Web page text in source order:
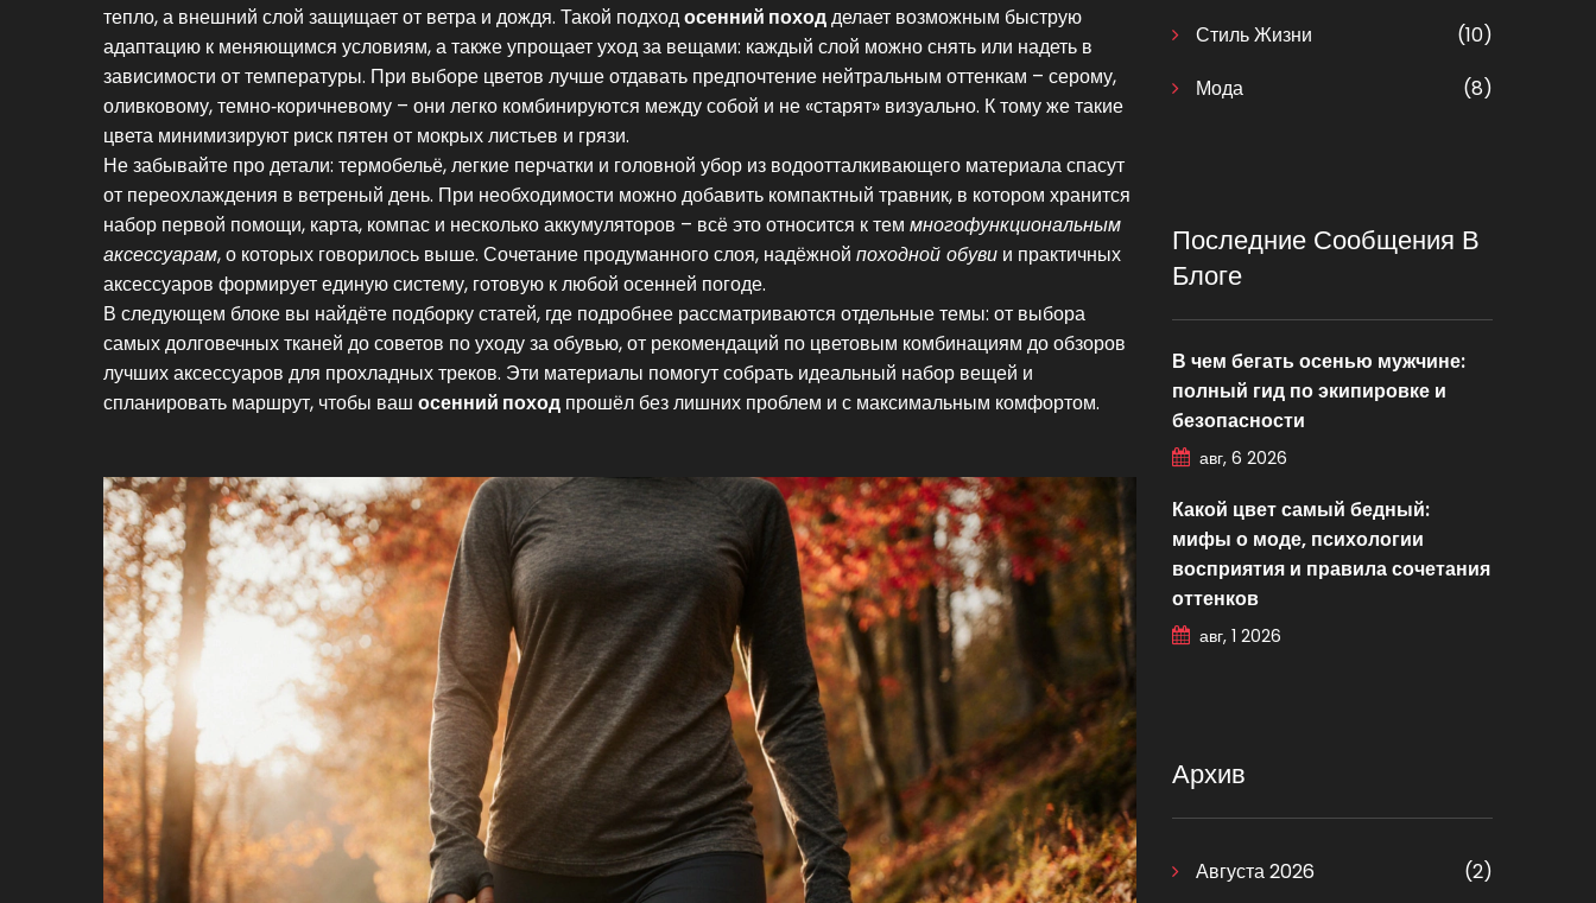
тепло, а внешний слой защищает от ветра и дождя. Такой подходосенний походделает возможным быструю
адаптацию к меняющимся условиям, а также упрощает уход за вещами: каждый слой можно снять или надеть в
зависимости от температуры. При выборе цветов лучше отдавать предпочтение нейтральным оттенкам – серому,
оливковому, темно‑коричневому – они легко комбинируются между собой и не «старят» визуально. К тому же такие
цвета минимизируют риск пятен от мокрых листьев и грязи.
Не забывайте про детали: термобельё, легкие перчатки и головной убор из водоотталкивающего материала спасут
от переохлаждения в ветреный день. При необходимости можно добавить компактный травник, в котором хранится
набор первой помощи, карта, компас и несколько аккумуляторов – всё это относится к тем многофункциональным
аксессуарам, о которых говорилось выше. Сочетание продуманного слоя, надёжной походной обуви и практичных
аксессуаров формирует единую систему, готовую к любой осенней погоде.
В следующем блоке вы найдёте подборку статей, где подробнее рассматриваются отдельные темы: от выбора
самых долговечных тканей до советов по уходу за обувью, от рекомендаций по цветовым комбинациям до обзоров
лучших аксессуаров для прохладных треков. Эти материалы помогут собрать идеальный набор вещей и
спланировать маршрут, чтобы ваш осенний поход прошёл без лишних проблем и с максимальным комфортом.
Стиль Жизни
(10)
Мода
(8)
Последние Сообщения В
Блоге
В чем бегать осенью мужчине:
полный гид по экипировке и
безопасности
авг, 6 2026
Какой цвет самый бедный:
мифы о моде, психологии
восприятия и правила сочетания
оттенков
авг, 1 2026
Архив
Августа 2026
(2)